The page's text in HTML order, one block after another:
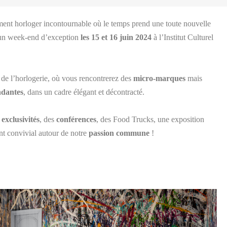
horloger incontournable où le temps prend une toute nouvelle
week-end d’exception les 15 et 16 juin 2024 à l’Institut Culturel
l’horlogerie, où vous rencontrerez des micro-marques mais
, dans un cadre élégant et décontracté.
exclusivités, des conférences, des Food Trucks, une exposition
convivial autour de notre passion commune !